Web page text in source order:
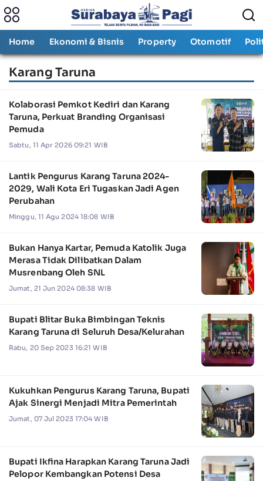
Home Ekonomi & Bisnis Property Otomotif
Karang Taruna
Kolaborasi Pemkot Kediri dan Karang
Taruna, Perkuat Branding Organisasi
Pemuda
Sabtu, 11 Apr 2026 09:21 WIB
Lantik Pengurus Karang Taruna 2024-
2029, Wali Kota Eri Tugaskan Jadi Agen
Perubahan
Minggu, 11 Agu 2024 18:08 WIB
Bukan Hanya Kartar, Pemuda Katolik Juga
Merasa Tidak Dilibatkan Dalam
Musrenbang Oleh SNL
Jumat, 21 Jun 2024 08:38 WIB
Bupati Blitar Buka Bimbingan Teknis
Karang Taruna di Seluruh Desa/Kelurahan
Rabu, 20 Sep 2023 16:21 WIB
Kukuhkan Pengurus Karang Taruna, Bupati
Ajak Sinergi Menjadi Mitra Pemerintah
Jumat, 07 Jul 2023 17:04 WIB
Bupati Ikfina Harapkan Karang Taruna Jadi
Pelopor Kembangkan Potensi Desa